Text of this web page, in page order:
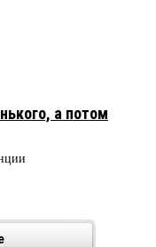
а потом